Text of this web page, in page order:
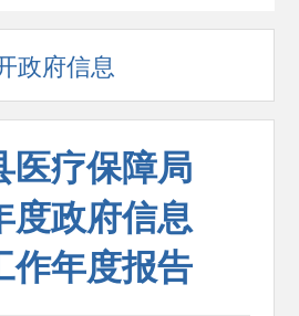
政府信息
医疗保障局
度政府信息
作年度报告